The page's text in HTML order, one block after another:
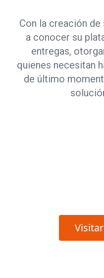
Con la creación
a conocer su
entregas,
quienes necesitan
de último